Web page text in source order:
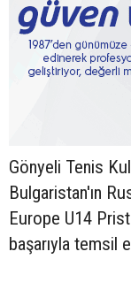
Gönyeli Tenis
Bulgaristan'ın
Europe U14
başarıyla temsil